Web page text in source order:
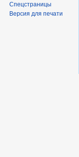
Спецстраницы
Версия для печати